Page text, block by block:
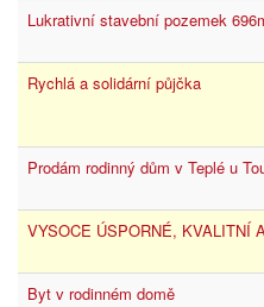
Lukrativní stavební pozemek
Rychlá a solidární půjčka
Prodám rodinný dům v Teplé u
VYSOCE ÚSPORNÉ, KVALITNÍ
Byt v rodinném domě